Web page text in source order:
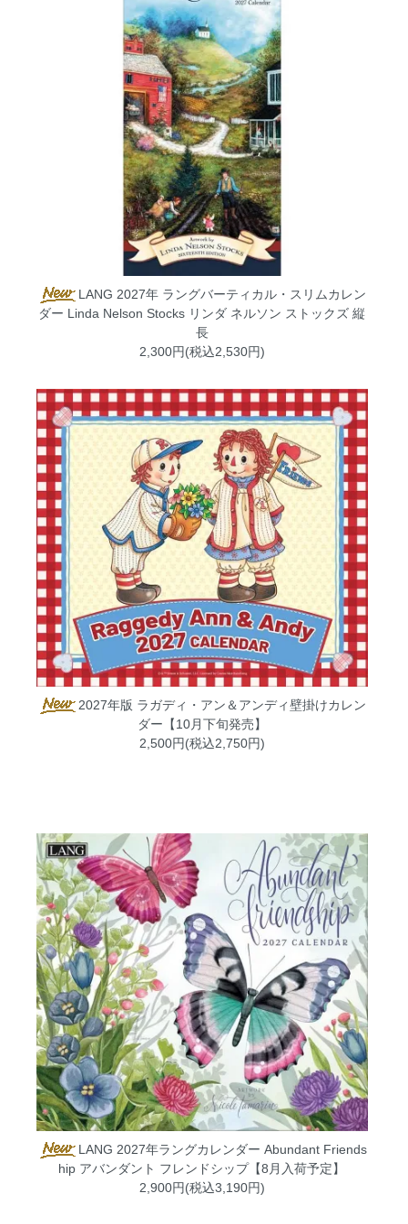
LANG 2027年 ラングバーティカル・スリムカレン
ダー Linda Nelson Stocks リンダ ネルソン ストックズ 縦
長
2,300円(税込2,530円)
2027年版 ラガディ・アン＆アンディ壁掛けカレン
ダー【10月下旬発売】
2,500円(税込2,750円)
LANG 2027年ラングカレンダー Abundant Friends
hip アバンダント フレンドシップ【8月入荷予定】
2,900円(税込3,190円)